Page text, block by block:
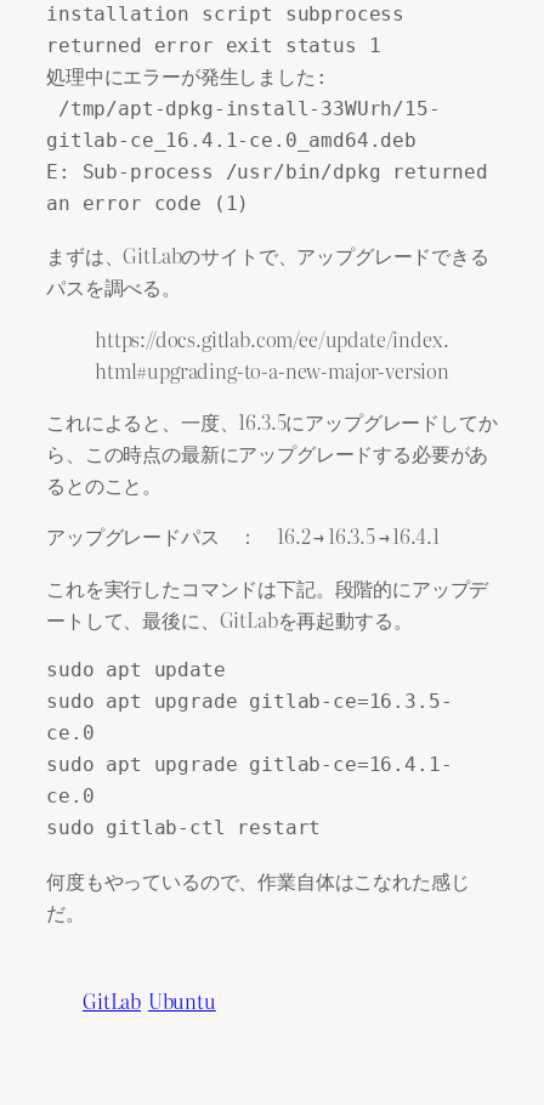
installation script subprocess
returned error exit status 1
処理中にエラーが発生しました:
gitlab-ce_16.4.1-ce.0_amd64.deb
E: Sub-process /usr/bin/dpkg returned
an error code (1)
まずは、GitLabのサイトで、アップグレードできる
パスを調べる。
https://docs.gitlab.com/ee/update/index.
html#upgrading-to-a-new-major-version
これによると、一度、16.3.5にアップグレードしてか
ら、この時点の最新にアップグレードする必要があ
るとのこと。
アップグレードパス ： 16.2 → 16.3.5 → 16.4.1
これを実行したコマンドは下記。段階的にアップデ
ートして、最後に、GitLabを再起動する。
sudo apt update
sudo apt upgrade gitlab-ce=16.3.5-
ce.0
sudo apt upgrade gitlab-ce=16.4.1-
ce.0
sudo gitlab-ctl restart
何度もやっているので、作業自体はこなれた感じ
だ。
GitLab Ubuntu